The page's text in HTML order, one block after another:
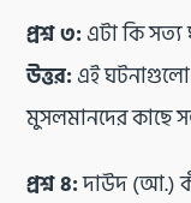
প্রশ্ন ৩:এটা কি সত্য
উত্তর:এই
মুসলমানদের কাছে
প্রশ্ন ৪:দাউদ (আ.)